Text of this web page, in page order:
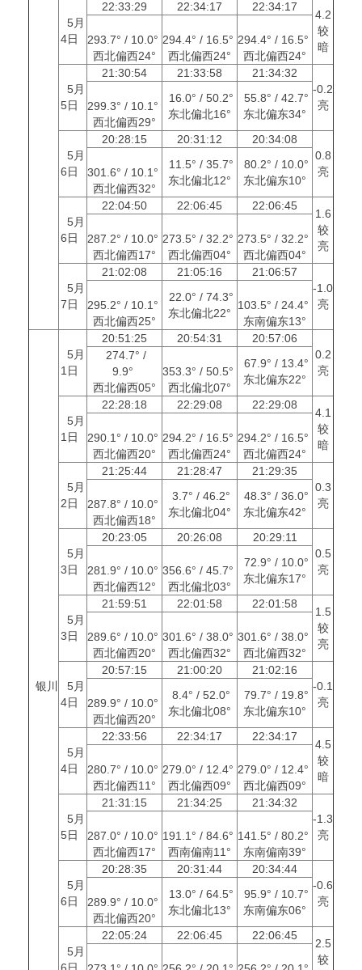
5月
4日
22:33:29 22:34:17 22:34:17
4.2
较
暗
293.7° / 10.0°
西北偏西24°
294.4° / 16.5°
西北偏西24°
294.4° / 16.5°
西北偏西24°
5月
5日
21:30:54 21:33:58
21:34:32
-0.2
亮
299.3° / 10.1°
西北偏西29°
16.0° / 50.2°
东北偏北16°
55.8° / 42.7°
东北偏东34°
5月
6日
20:28:15 20:31:12
20:34:08
0.8
亮
301.6° / 10.1°
西北偏西32°
11.5° / 35.7°
东北偏北12°
80.2° / 10.0°
东北偏东10°
5月
6日
22:04:50 22:06:45 22:06:45
1.6
较
亮
287.2° / 10.0°
西北偏西17°
273.5° / 32.2°
西北偏西04°
273.5° / 32.2°
西北偏西04°
5月
7日
21:02:08 21:05:16
21:06:57
-1.0
亮
295.2° / 10.1°
西北偏西25°
22.0° / 74.3°
东北偏北22°
103.5° / 24.4°
东南偏东13°
银川
5月
1日
20:51:25 20:54:31
20:57:06
0.2
亮
274.7° /
9.9°
西北偏西05°
353.3° / 50.5°
西北偏北07°
67.9° / 13.4°
东北偏东22°
5月
1日
22:28:18 22:29:08 22:29:08
4.1
较
暗
290.1° / 10.0°
西北偏西20°
294.2° / 16.5°
西北偏西24°
294.2° / 16.5°
西北偏西24°
5月
2日
21:25:44 21:28:47
21:29:35
0.3
亮
287.8° / 10.0°
西北偏西18°
3.7° / 46.2°
东北偏北04°
48.3° / 36.0°
东北偏东42°
5月
3日
20:23:05 20:26:08
20:29:11
0.5
亮
281.9° / 10.0°
西北偏西12°
356.6° / 45.7°
西北偏北03°
72.9° / 10.0°
东北偏东17°
5月
3日
21:59:51 22:01:58 22:01:58
1.5
较
亮
289.6° / 10.0°
西北偏西20°
301.6° / 38.0°
西北偏西32°
301.6° / 38.0°
西北偏西32°
5月
4日
20:57:15 21:00:20
21:02:16
-0.1
亮
289.9° / 10.0°
西北偏西20°
8.4° / 52.0°
东北偏北08°
79.7° / 19.8°
东北偏东10°
5月
4日
22:33:56 22:34:17 22:34:17
4.5
较
暗
280.7° / 10.0°
西北偏西11°
279.0° / 12.4°
西北偏西09°
279.0° / 12.4°
西北偏西09°
5月
5日
21:31:15 21:34:25
21:34:32
-1.3
亮
287.0° / 10.0°
西北偏西17°
191.1° / 84.6°
西南偏南11°
141.5° / 80.2°
东南偏南39°
5月
6日
20:28:35 20:31:44
20:34:44
-0.6
亮
289.9° / 10.0°
西北偏西20°
13.0° / 64.5°
东北偏北13°
95.9° / 10.7°
东南偏东06°
5月
6日
22:05:24 22:06:45 22:06:45
2.5
较